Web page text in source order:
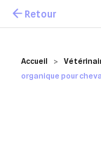
Mes favoris
Accueil
organique pour
Retour